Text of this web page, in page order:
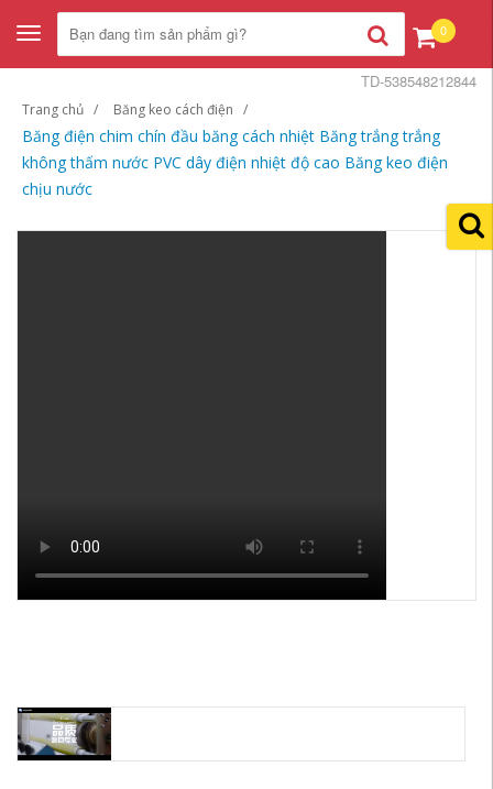
Toggle
navigation
0
Trang chủ Băng keo cách điện
Băng điện chim chín đầu băng cách nhiệt Băng trắng trắng
không thấm nước PVC dây điện nhiệt độ cao Băng keo điện
chịu nước
TD-538548212844